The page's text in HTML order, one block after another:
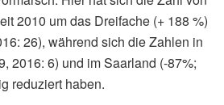
2010 um das Dreifache (+ 188 %)
26), während sich die Zahlen in
2016: 6) und im Saarland (-87%;
reduziert haben.